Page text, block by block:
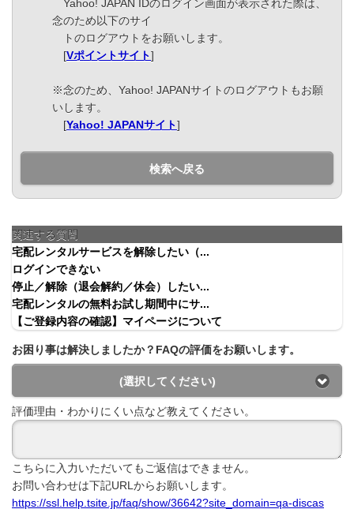
Yahoo! JAPAN IDのログイン画面が表示された際は、
念のため以下のサイ
トのログアウトをお願いします。
[Vポイントサイト]
※念のため、Yahoo! JAPANサイトのログアウトもお願
いします。
[Yahoo! JAPANサイト]
検索へ戻る
関連する質問
宅配レンタルサービスを解除したい（...
ログインできない
停止／解除（退会解約／休会）したい...
宅配レンタルの無料お試し期間中にサ...
【ご登録内容の確認】マイページについて
お困り事は解決しましたか？FAQの評価をお願いします。
(選択してください)
評価理由・わかりにくい点など教えてください。
こちらに入力いただいてもご返信はできません。
お問い合わせは下記URLからお願いします。
https://ssl.help.tsite.jp/faq/show/36642?site_domain=qa-discas